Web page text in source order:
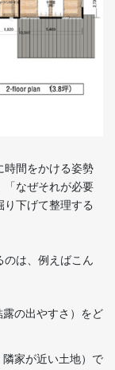
時間をかける姿勢
「なぜそれが必要
下げて整理する
のは、例えばこん
の出やすさ）をど
家が近い土地）で